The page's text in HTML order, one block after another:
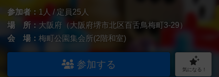
参加者： 1人 / 定員25人
場 所： 大阪府（大阪府堺市北区百舌鳥梅町3-29）
会 場： 梅町公園集会所(2階和室)
参加する 気になる！